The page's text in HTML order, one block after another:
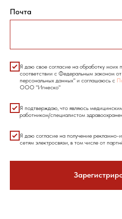
Почта
Я даю свое согласие на обработку моих
соответствии с Федеральным
персональных данных" и соглашаюсь с
ООО "Игнеско"
Я подтверждаю, что являюсь
работником/специалистом
Я даю согласие на получение
сетям электросвязи, в том числе от